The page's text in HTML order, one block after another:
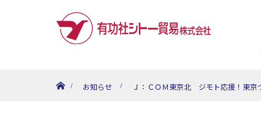
お知らせ
Ｊ：ＣＯＭ東京北 ジモト応援！東京